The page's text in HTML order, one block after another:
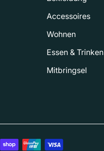
Accessoires
Wohnen
Essen & Trinken
Mitbringsel